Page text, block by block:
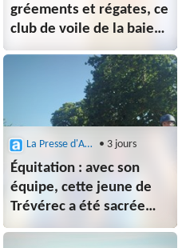
gréements et régates, ce
club de voile de la baie
de Saint-Brieuc fête ses
La Presse d'Armor (Paimpol) • 3 jours
Équitation : avec son
équipe, cette jeune de
Trévérec a été sacrée
vice-championne de